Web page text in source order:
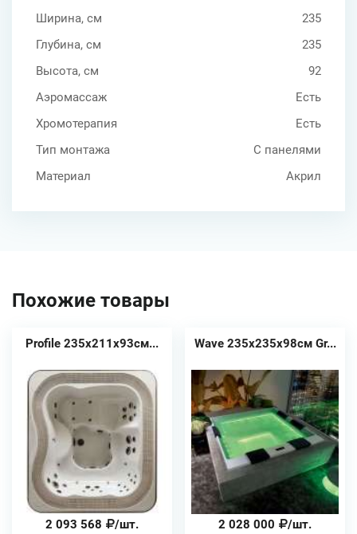
Ширина, см
235
Глубина, см
235
Высота, см
92
Аэромассаж
Есть
Хромотерапия
Есть
Тип монтажа
С панелями
Материал
Акрил
Похожие товары
Profile 235х211х93см...
2 093 568 /шт.
Wave 235x235х98см Gr...
2 028 000 /шт.